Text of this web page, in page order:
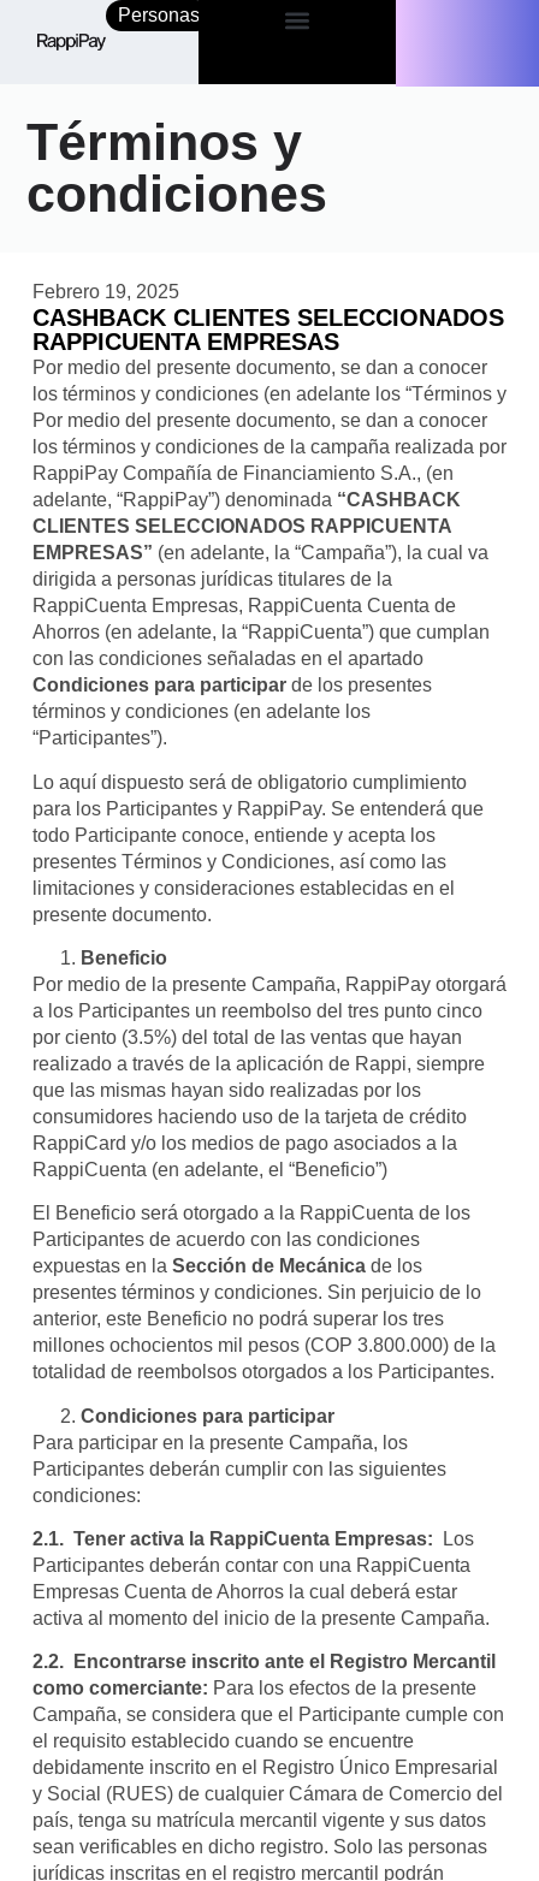
Personas Empresas
Términos y
condiciones
Febrero 19, 2025
CASHBACK CLIENTES SELECCIONADOS
RAPPICUENTA EMPRESAS
Por medio del presente documento, se dan a conocer
los términos y condiciones (en adelante los “Términos y
Por medio del presente documento, se dan a conocer
los términos y condiciones de la campaña realizada por
RappiPay Compañía de Financiamiento S.A., (en
adelante, “RappiPay”) denominada “CASHBACK
CLIENTES SELECCIONADOS RAPPICUENTA
EMPRESAS” (en adelante, la “Campaña”), la cual va
dirigida a personas jurídicas titulares de la
RappiCuenta Empresas, RappiCuenta Cuenta de
Ahorros (en adelante, la “RappiCuenta”) que cumplan
con las condiciones señaladas en el apartado
Condiciones para participarde los presentes
términos y condiciones (en adelante los
“Participantes”).
Lo aquí dispuesto será de obligatorio cumplimiento
para los Participantes y RappiPay. Se entenderá que
todo Participante conoce, entiende y acepta los
presentes Términos y Condiciones, así como las
limitaciones y consideraciones establecidas en el
presente documento.
Beneficio
Por medio de la presente Campaña, RappiPay otorgará
a los Participantes un reembolso del tres punto cinco
por ciento (3.5%) del total de las ventas que hayan
realizado a través de la aplicación de Rappi, siempre
que las mismas hayan sido realizadas por los
consumidores haciendo uso de la tarjeta de crédito
RappiCard y/o los medios de pago asociados a la
RappiCuenta (en adelante, el “Beneficio”)
El Beneficio será otorgado a la RappiCuenta de los
Participantes de acuerdo con las condiciones
expuestas en la Sección de Mecánicade los
presentes términos y condiciones. Sin perjuicio de lo
anterior, este Beneficio no podrá superar los tres
millones ochocientos mil pesos (COP 3.800.000) de la
totalidad de reembolsos otorgados a los Participantes.
Condiciones para participar
Para participar en la presente Campaña, los
Participantes deberán cumplir con las siguientes
condiciones:
2.1. Tener activa la RappiCuenta Empresas:
Los
Participantes deberán contar con una RappiCuenta
Empresas Cuenta de Ahorros la cual deberá estar
activa al momento del inicio de la presente Campaña.
2.2. Encontrarse inscrito ante el Registro Mercantil
como comerciante: Para los efectos de la presente
Campaña, se considera que el Participante cumple con
el requisito establecido cuando se encuentre
debidamente inscrito en el Registro Único Empresarial
y Social (RUES) de cualquier Cámara de Comercio del
país, tenga su matrícula mercantil vigente y sus datos
sean verificables en dicho registro. Solo las personas
jurídicas inscritas en el registro mercantil podrán